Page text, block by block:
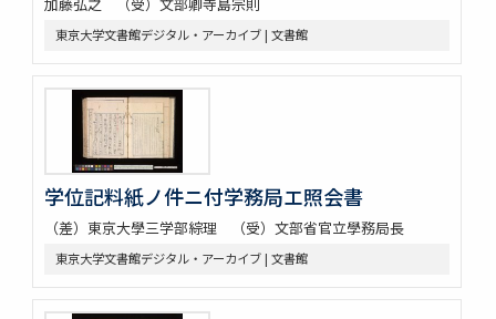
東京大学文書館デジタル・アーカイブ | 文書館
学位記料紙ノ件ニ付学務局エ照会書
（差）東京大學三学部綜理 （受）文部省官立學務局長
東京大学文書館デジタル・アーカイブ | 文書館